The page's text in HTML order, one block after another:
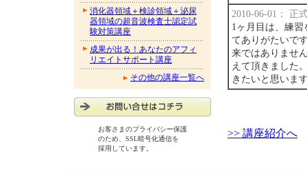
消化器領域＋検診領域＋泌尿
器領域の超音波検査士認定試
験対策講座
成果が出る！あなたのアフィ
リエイトサポート講座
その他の講座一覧へ
お客さまのプライバシー保護
のため、SSL暗号化通信を
採用しています。
2010-06-01： 正
1ヶ月目は、練
てありがたいで
来ではありませ
えて頂きました
きたいと思いま
>> 講座紹介へ